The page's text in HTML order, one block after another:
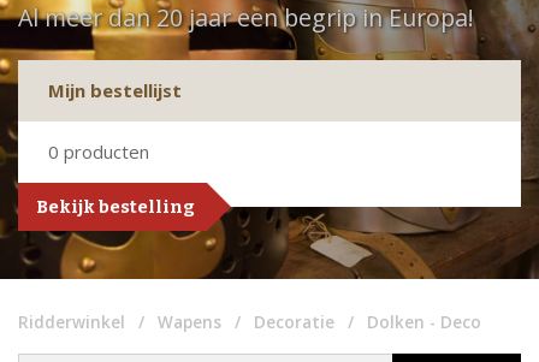
Al meer dan 20 jaar een begrip in Europa!
Mijn bestellijst
0 producten
Bekijk bestelling
Ridderwinkel Wapens Decoratie Dolken - Deco